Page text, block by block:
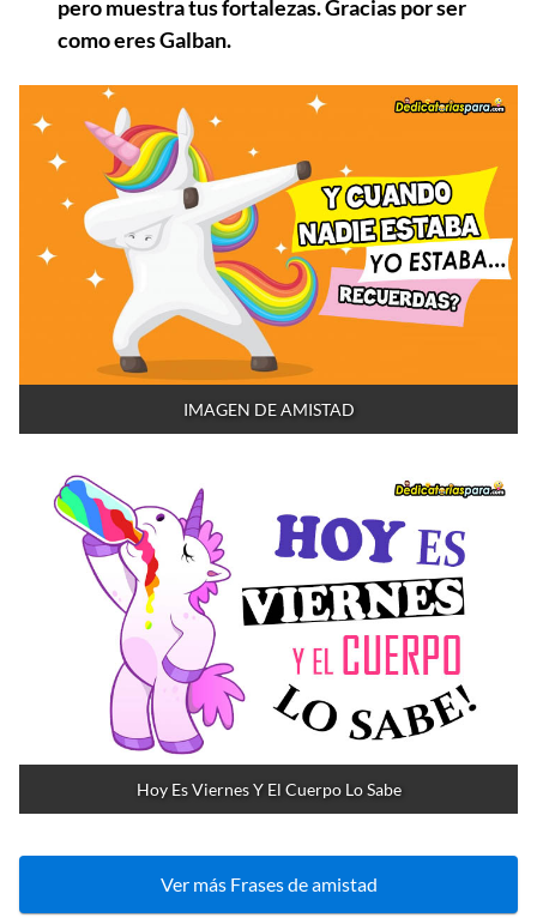
pero muestra tus fortalezas. Gracias por ser
como eres Galban.
IMAGEN DE AMISTAD
Hoy Es Viernes Y El Cuerpo Lo Sabe
Ver más Frases de amistad